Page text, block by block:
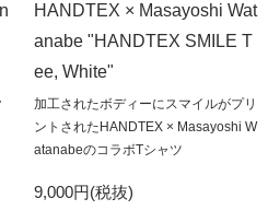
HANDTEX × Masayoshi Wat
anabe "HANDTEX SMILE T
ee, White"
加工されたボディーにスマイルがプリ
ントされたHANDTEX × Masayoshi W
atanabeのコラボTシャツ
9,000円(税抜)